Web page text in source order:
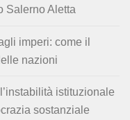
Salerno Aletta
imperi: come il
nazioni
istituzionale
sostanziale